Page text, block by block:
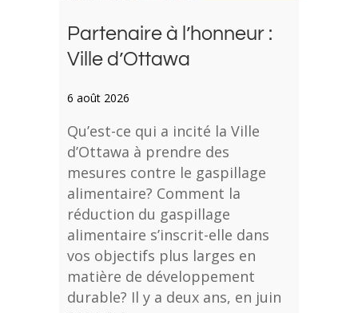
Partenaire à l’honneur :
Ville d’Ottawa
6 août 2026
Qu’est-ce qui a incité la Ville
d’Ottawa à prendre des
mesures contre le gaspillage
alimentaire? Comment la
réduction du gaspillage
alimentaire s’inscrit-elle dans
vos objectifs plus larges en
matière de développement
durable? Il y a deux ans, en juin